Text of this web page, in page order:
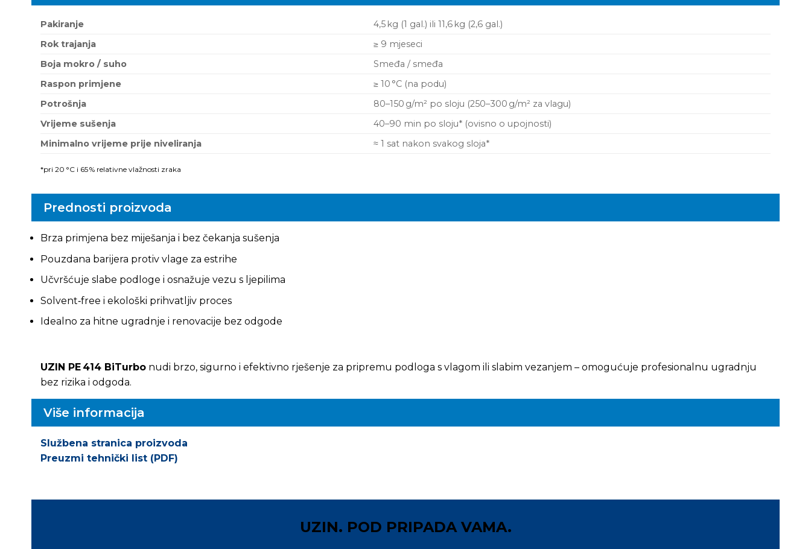
Pakiranje
4,5 kg (1 gal.) ili 11,6 kg (2,6 gal.)
Rok trajanja
≥ 9 mjeseci
Boja mokro / suho
Smeđa / smeđa
Raspon primjene
≥ 10 °C (na podu)
Potrošnja
80–150 g/m² po sloju (250–300 g/m² za vlagu)
Vrijeme sušenja
40–90 min po sloju* (ovisno o upojnosti)
Minimalno vrijeme prije niveliranja
≈ 1 sat nakon svakog sloja*
*pri 20 °C i 65 % relativne vlažnosti zraka
Prednosti proizvoda
Brza primjena bez miješanja i bez čekanja sušenja
Pouzdana barijera protiv vlage za estrihe
Učvršćuje slabe podloge i osnažuje vezu s ljepilima
Solvent‑free i ekološki prihvatljiv proces
Idealno za hitne ugradnje i renovacije bez odgode
UZIN PE 414 BiTurbonudi brzo, sigurno i efektivno rješenje za pripremu podloga s vlagom ili slabim vezanjem – omogućuje profesionalnu ugradnju
bez rizika i odgoda.
Više informacija
Službena stranica proizvoda
Preuzmi tehnički list (PDF)
UZIN. POD PRIPADA VAMA.